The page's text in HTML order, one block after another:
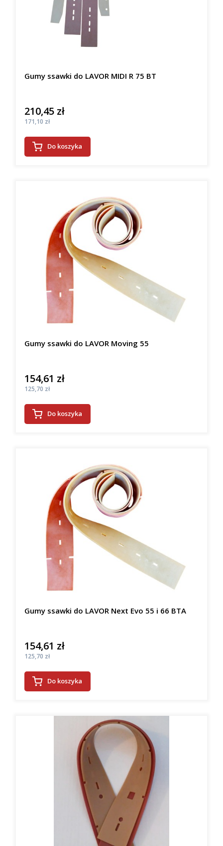
Gumy ssawki do LAVOR MIDI R 75 BT
Cena
210,45 zł
Cena
171,10 zł
Do koszyka
Gumy ssawki do LAVOR Moving 55
Cena
154,61 zł
Cena
125,70 zł
Do koszyka
Gumy ssawki do LAVOR Next Evo 55 i 66 BTA
Cena
154,61 zł
Cena
125,70 zł
Do koszyka